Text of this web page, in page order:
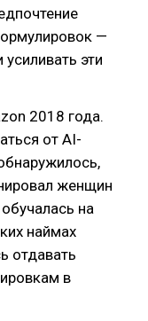
—
эти
2018 года.
от AI-
женщин
на
наймах
отдавать
в